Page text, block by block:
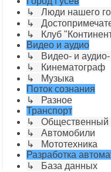
↳ Люди нашего
↳
↳ Клуб
Видео и аудио
↳ Видео- и
↳ Кинематограф
↳ Музыка
Поток сознания
↳ Разное
Транспорт
↳ Общественный
↳ Автомобили
↳ Мототехника
Разработка
↳ База данных